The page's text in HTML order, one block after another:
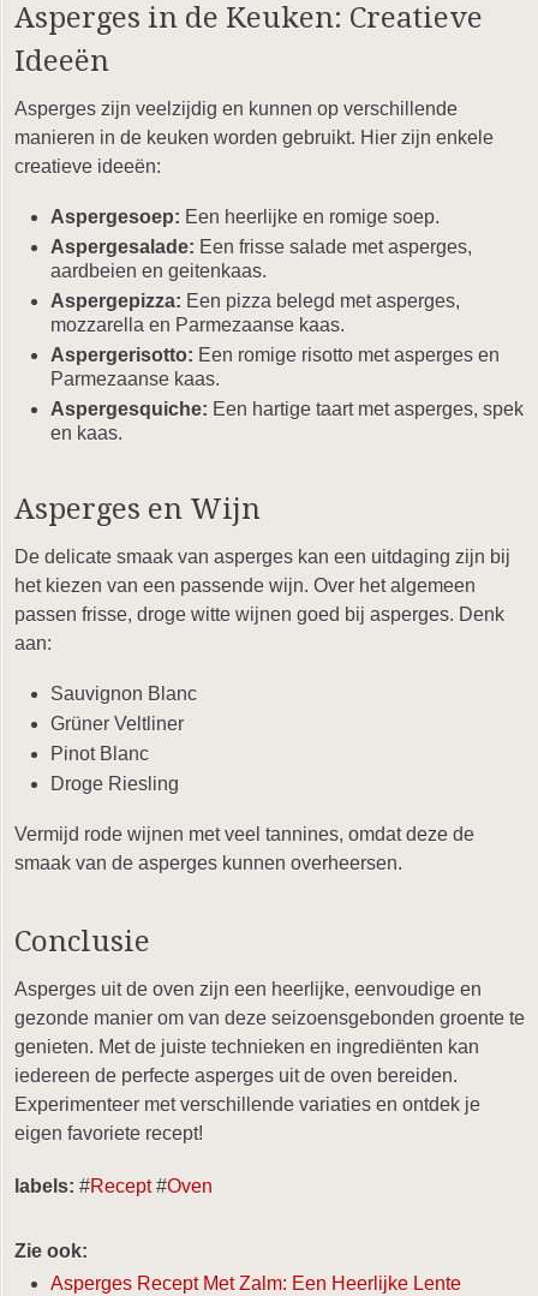
Asperges in de Keuken: Creatieve
Ideeën
Asperges zijn veelzijdig en kunnen op verschillende
manieren in de keuken worden gebruikt. Hier zijn enkele
creatieve ideeën:
Aspergesoep: Een heerlijke en romige soep.
Aspergesalade: Een frisse salade met asperges,
aardbeien en geitenkaas.
Aspergepizza: Een pizza belegd met asperges,
mozzarella en Parmezaanse kaas.
Aspergerisotto: Een romige risotto met asperges en
Parmezaanse kaas.
Aspergesquiche: Een hartige taart met asperges, spek
en kaas.
Asperges en Wijn
De delicate smaak van asperges kan een uitdaging zijn bij
het kiezen van een passende wijn. Over het algemeen
passen frisse, droge witte wijnen goed bij asperges. Denk
aan:
Sauvignon Blanc
Grüner Veltliner
Pinot Blanc
Droge Riesling
Vermijd rode wijnen met veel tannines, omdat deze de
smaak van de asperges kunnen overheersen.
Conclusie
Asperges uit de oven zijn een heerlijke, eenvoudige en
gezonde manier om van deze seizoensgebonden groente te
genieten. Met de juiste technieken en ingrediënten kan
iedereen de perfecte asperges uit de oven bereiden.
Experimenteer met verschillende variaties en ontdek je
eigen favoriete recept!
labels: #Recept#Oven
Zie ook:
Asperges Recept Met Zalm: Een Heerlijke Lente